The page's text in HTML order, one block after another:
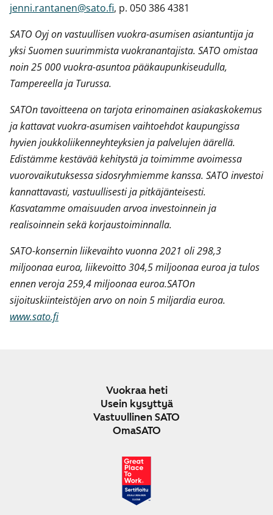
jenni.rantanen@sato.fi, p. 050 386 4381
SATO Oyj on vastuullisen vuokra-asumisen asiantuntija ja
yksi Suomen suurimmista vuokranantajista. SATO omistaa
noin 25 000 vuokra-asuntoa pääkaupunkiseudulla,
Tampereella ja Turussa.
SATOn tavoitteena on tarjota erinomainen asiakaskokemus
ja kattavat vuokra-asumisen vaihtoehdot kaupungissa
hyvien joukkoliikenneyhteyksien ja palvelujen äärellä.
Edistämme kestävää kehitystä ja toimimme avoimessa
vuorovaikutuksessa sidosryhmiemme kanssa. SATO investoi
kannattavasti, vastuullisesti ja pitkäjänteisesti.
Kasvatamme omaisuuden arvoa investoinnein ja
realisoinnein sekä korjaustoiminnalla.
SATO-konsernin liikevaihto vuonna 2021 oli 298,3
miljoonaa euroa, liikevoitto 304,5 miljoonaa euroa ja tulos
ennen veroja 259,4 miljoonaa euroa.SATOn
sijoituskiinteistöjen arvo on noin 5 miljardia euroa.
www.sato.fi
Vuokraa heti
Usein kysyttyä
Vastuullinen SATO
OmaSATO
JOULU 2024-2025
SUOMI